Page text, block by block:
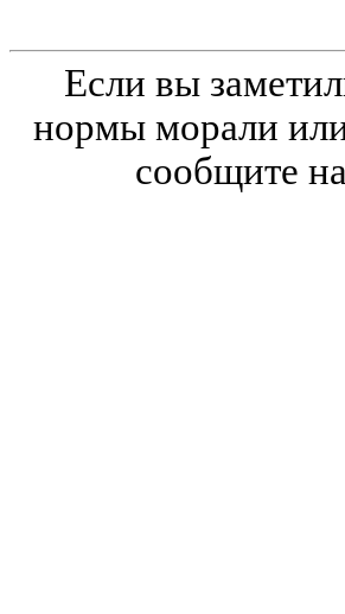
Если вы
нормы морали или
сообщите